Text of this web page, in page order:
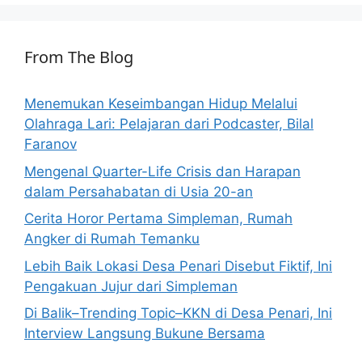
From The Blog
Menemukan Keseimbangan Hidup Melalui
Olahraga Lari: Pelajaran dari Podcaster, Bilal
Faranov
Mengenal Quarter-Life Crisis dan Harapan
dalam Persahabatan di Usia 20-an
Cerita Horor Pertama Simpleman, Rumah
Angker di Rumah Temanku
Lebih Baik Lokasi Desa Penari Disebut Fiktif, Ini
Pengakuan Jujur dari Simpleman
Di Balik–Trending Topic–KKN di Desa Penari, Ini
Interview Langsung Bukune Bersama